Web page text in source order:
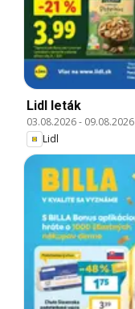
Lidl leták
03.08.2026- 09.08.2026
Lidl